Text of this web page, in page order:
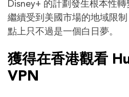
Disney+ 的計劃發生根本性
繼續受到美國市場的地域限
點上只不過是一個白日夢。
獲得在香港觀看
VPN